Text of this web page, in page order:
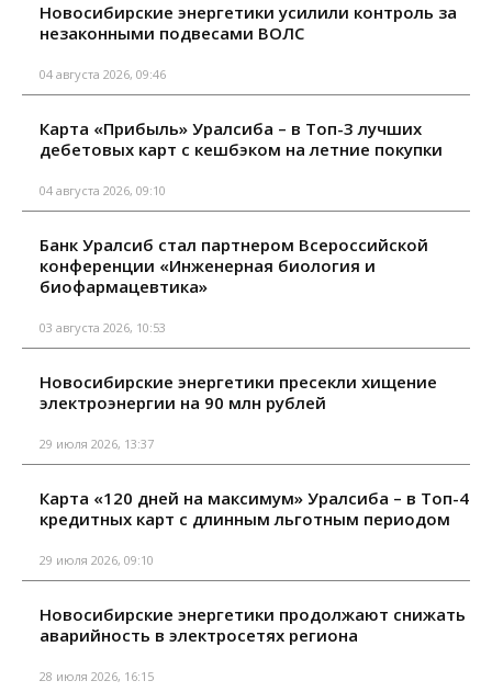
Новосибирские энергетики усилили контроль за
незаконными подвесами ВОЛС
04 августа 2026, 09:46
Карта «Прибыль» Уралсиба – в Топ-3 лучших
дебетовых карт с кешбэком на летние покупки
04 августа 2026, 09:10
Банк Уралсиб стал партнером Всероссийской
конференции «Инженерная биология и
биофармацевтика»
03 августа 2026, 10:53
Новосибирские энергетики пресекли хищение
электроэнергии на 90 млн рублей
29 июля 2026, 13:37
Карта «120 дней на максимум» Уралсиба – в Топ-4
кредитных карт с длинным льготным периодом
29 июля 2026, 09:10
Новосибирские энергетики продолжают снижать
аварийность в электросетях региона
28 июля 2026, 16:15